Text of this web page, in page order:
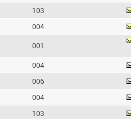
103
004
001
004
006
004
103